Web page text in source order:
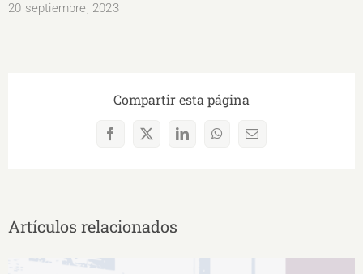
20 septiembre, 2023
Compartir esta página
Facebook
X LinkedInWhatsAppCorreo
Artículos relacionados